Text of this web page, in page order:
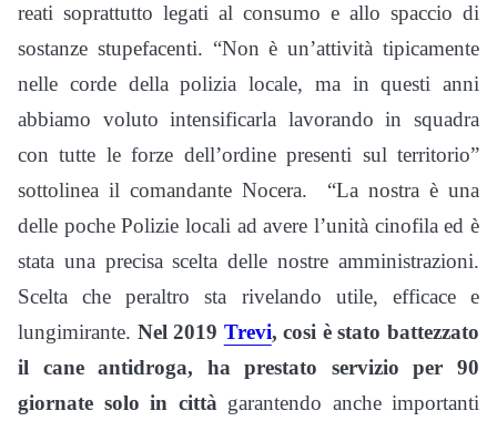
reati soprattutto legati al consumo e allo spaccio di
sostanze stupefacenti. “Non è un’attività tipicamente
nelle corde della polizia locale, ma in questi anni
abbiamo voluto intensificarla lavorando in squadra
con tutte le forze dell’ordine presenti sul territorio”
sottolinea il comandante Nocera. “La nostra è una
delle poche Polizie locali ad avere l’unità cinofila ed è
stata una precisa scelta delle nostre amministrazioni.
Scelta che peraltro sta rivelando utile, efficace e
lungimirante. Nel 2019 Trevi, cosi è stato battezzato
il cane antidroga, ha prestato servizio per 90
giornate solo in cittàgarantendo anche importanti